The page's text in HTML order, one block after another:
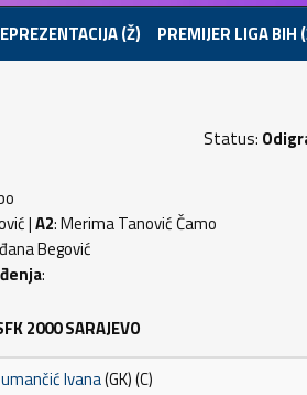
(Ž) PREMIJER LIGA BIH
Status:
|A2: Merima Tanović Čamo
Begović
:
2000 SARAJEVO
Ivana(GK) (C)